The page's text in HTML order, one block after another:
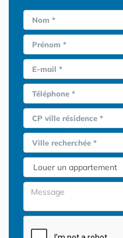
Nom *
Prénom *
E-mail *
Téléphone *
CP ville résidence *
Ville recherchée *